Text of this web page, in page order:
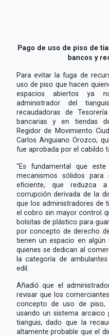
Pago de uso de piso de
bancos y
Para evitar la fuga de
uso de piso que hacen
espacios abiertos ya
administrador del
recaudadoras de
bancarias y en tiendas
Regidor de Movimiento
Carlos Anguiano Orozco,
fue aprobada por el cabildo
"Es fundamental que este
mecanismos sólidos para
eficiente, que reduzca
corrupción derivada de la
que los administradores de
el cobro sin mayor control
bolsitas de plástico para
por concepto de derecho
tienen un espacio en algún
quienes se dedican al
la categoría de
edil.
Añadió que el
revisar que los
concepto de uso de piso,
usando un sistema
tianguis, dado que la
altamente probable que el